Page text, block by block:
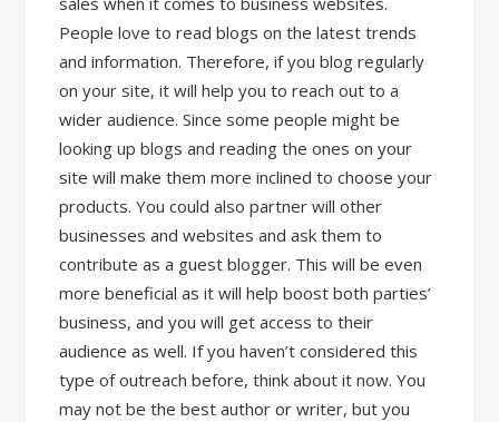
People love to read blogs on the latest trends
and information. Therefore, if you blog regularly
on your site, it will help you to reach out to a
wider audience. Since some people might be
looking up blogs and reading the ones on your
site will make them more inclined to choose your
products. You could also partner will other
businesses and websites and ask them to
contribute as a guest blogger. This will be even
more beneficial as it will help boost both parties’
business, and you will get access to their
audience as well. If you haven’t considered this
type of outreach before, think about it now. You
may not be the best author or writer, but you